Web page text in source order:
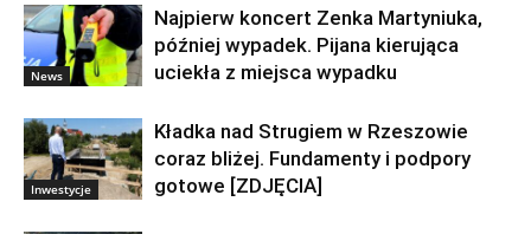
News
Najpierw koncert Zenka Martyniuka,
później wypadek. Pijana kierująca
uciekła z miejsca wypadku
Inwestycje
Kładka nad Strugiem w Rzeszowie
coraz bliżej. Fundamenty i podpory
gotowe [ZDJĘCIA]